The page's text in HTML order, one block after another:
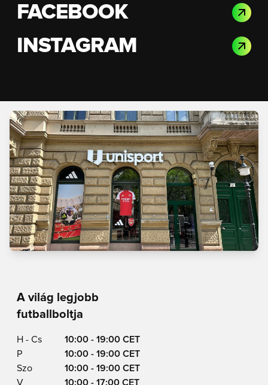
FACEBOOK
INSTAGRAM
A világ legjobb
futballboltja
H - Cs
10:00 - 19:00 CET
P
10:00 - 19:00 CET
Szo
10:00 - 19:00 CET
V
10:00 - 17:00 CET